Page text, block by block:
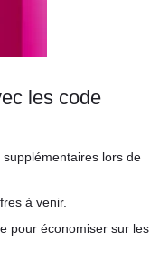
les code
lors de
à venir.
pour économiser sur les